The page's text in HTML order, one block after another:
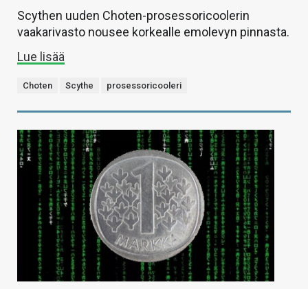
Scythen uuden Choten-prosessoricoolerin
vaakarivasto nousee korkealle emolevyn pinnasta.
Lue lisää
Choten Scythe prosessoricooleri